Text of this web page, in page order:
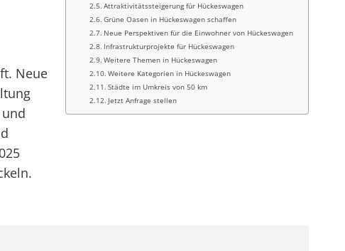
Attraktivitätssteigerung für Hückeswagen
Grüne Oasen in Hückeswagen schaffen
Neue Perspektiven für die Einwohner von Hückeswagen
Infrastrukturprojekte für Hückeswagen
Weitere Themen in Hückeswagen
Weitere Kategorien in Hückeswagen
Städte im Umkreis von 50 km
Jetzt Anfrage stellen
Neue